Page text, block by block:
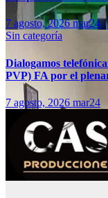
7 agosto, 2026mar24
Sin categoría
Dialogamos
PVP) FA por el
7 agosto, 2026 mar24